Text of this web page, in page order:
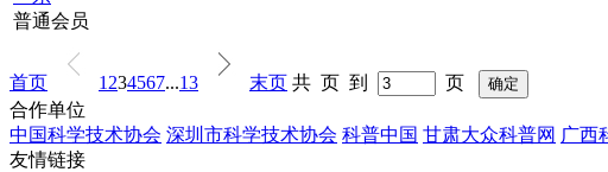
普通会员
首页 1234567...13 末页 共 页 到
页
合作单位
中国科学技术协会 深圳市科学技术协会 科普中国 甘肃大众科普网 广西
友情链接